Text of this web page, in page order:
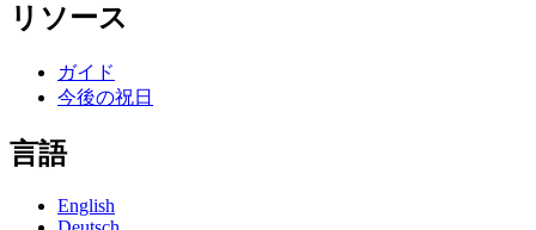
リソース
ガイド
今後の祝日
言語
English